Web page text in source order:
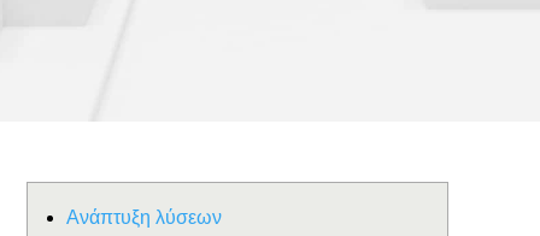
Ανάπτυξη λύσεων